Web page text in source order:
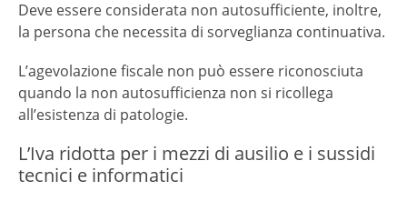
Deve essere considerata non autosufficiente, inoltre,
la persona che necessita di sorveglianza continuativa.
L’agevolazione fiscale non può essere riconosciuta
quando la non autosufficienza non si ricollega
all’esistenza di patologie.
L’Iva ridotta per i mezzi di ausilio e i sussidi
tecnici e informatici